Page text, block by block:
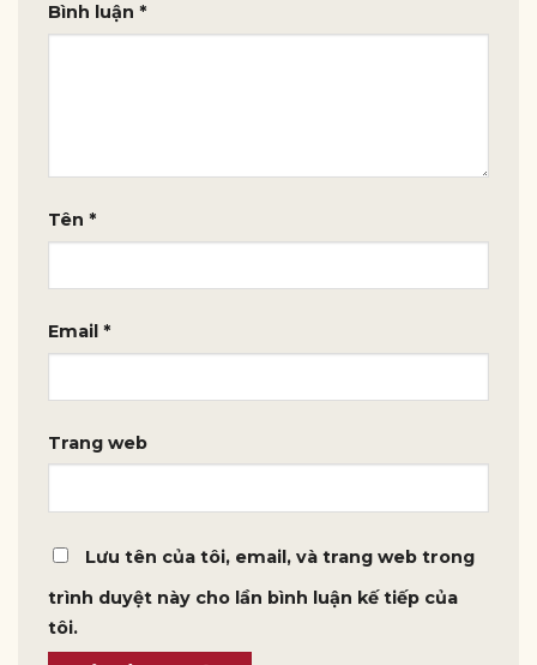
Bình luận *
Tên *
Email *
Trang web
Lưu tên của tôi, email, và trang web trong
trình duyệt này cho lần bình luận kế tiếp của
tôi.